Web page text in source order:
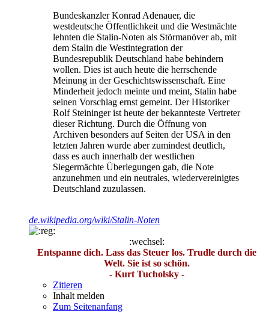
Bundeskanzler Konrad Adenauer, die
westdeutsche Öffentlichkeit und die Westmächte
lehnten die Stalin-Noten als Störmanöver ab, mit
dem Stalin die Westintegration der
Bundesrepublik Deutschland habe behindern
wollen. Dies ist auch heute die herrschende
Meinung in der Geschichtswissenschaft. Eine
Minderheit jedoch meinte und meint, Stalin habe
seinen Vorschlag ernst gemeint. Der Historiker
Rolf Steininger ist heute der bekannteste Vertreter
dieser Richtung. Durch die Öffnung von
Archiven besonders auf Seiten der USA in den
letzten Jahren wurde aber zumindest deutlich,
dass es auch innerhalb der westlichen
Siegermächte Überlegungen gab, die Note
anzunehmen und ein neutrales, wiedervereinigtes
Deutschland zuzulassen.
de.wikipedia.org/wiki/Stalin-Noten
:wechsel:
Entspanne dich. Lass das Steuer los. Trudle durch die
Welt. Sie ist so schön.
- Kurt Tucholsky -
Zitieren
Inhalt melden
Zum Seitenanfang